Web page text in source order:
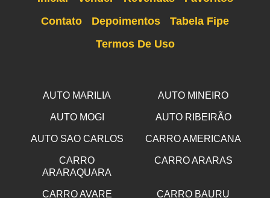
Contato
Depoimentos
Tabela Fipe
Termos De Uso
AUTO MARILIA AUTO MINEIRO
AUTO MOGI AUTO RIBEIRÃO
AUTO SAO CARLOS CARRO AMERICANA
CARRO
ARARAQUARA
CARRO ARARAS
CARRO AVARE CARRO BAURU